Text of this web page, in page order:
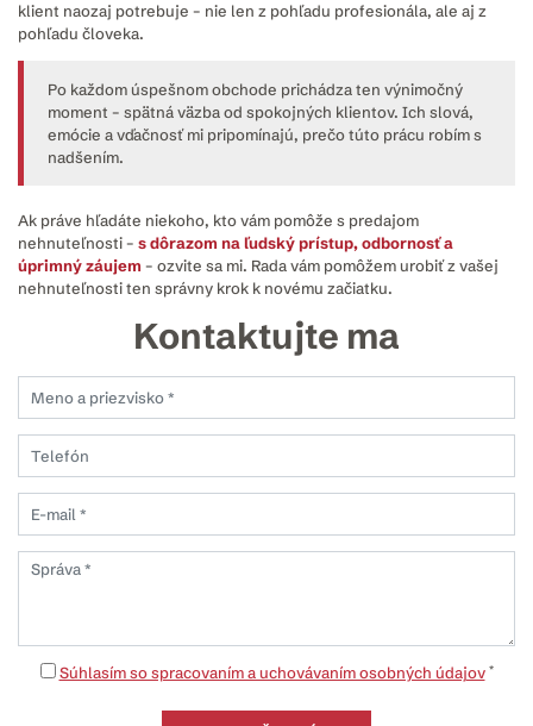
klient naozaj potrebuje – nie len z pohľadu profesionála, ale aj z
pohľadu človeka.
Po každom úspešnom obchode prichádza ten výnimočný
moment – spätná väzba od spokojných klientov. Ich slová,
emócie a vďačnosť mi pripomínajú, prečo túto prácu robím s
nadšením.
Ak práve hľadáte niekoho, kto vám pomôže s predajom
nehnuteľnosti – s dôrazom na ľudský prístup, odbornosť a
úprimný záujem – ozvite sa mi. Rada vám pomôžem urobiť z vašej
nehnuteľnosti ten správny krok k novému začiatku.
Kontaktujte ma
Súhlasím so spracovaním a uchovávaním osobných údajov *